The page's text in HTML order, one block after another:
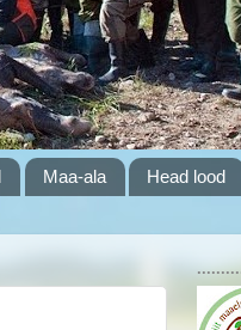
Maa-ala
Head lood